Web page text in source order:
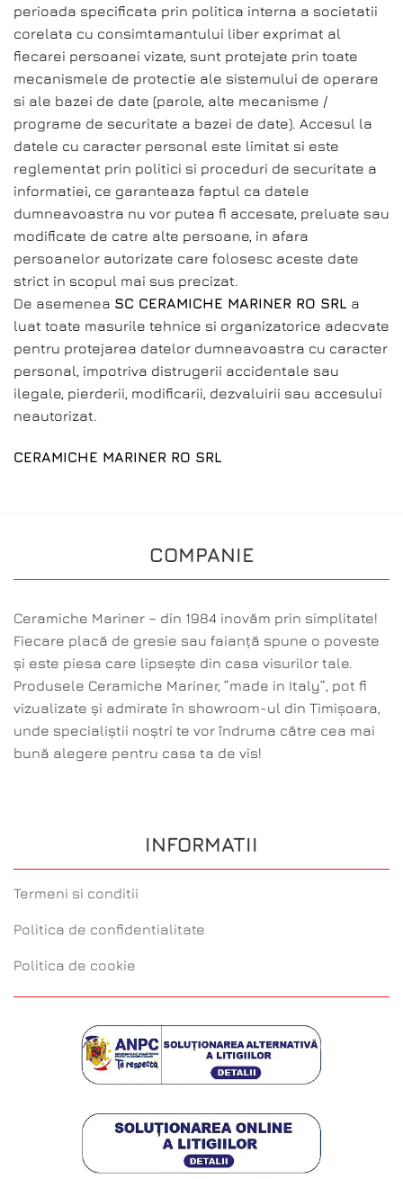
perioada specificata prin politica interna a societatii
corelata cu consimtamantului liber exprimat al
fiecarei persoanei vizate, sunt protejate prin toate
mecanismele de protectie ale sistemului de operare
si ale bazei de date (parole, alte mecanisme /
programe de securitate a bazei de date). Accesul la
datele cu caracter personal este limitat si este
reglementat prin politici si proceduri de securitate a
informatiei, ce garanteaza faptul ca datele
dumneavoastra nu vor putea fi accesate, preluate sau
modificate de catre alte persoane, in afara
persoanelor autorizate care folosesc aceste date
strict in scopul mai sus precizat.
De asemenea SC CERAMICHE MARINER RO SRL a
luat toate masurile tehnice si organizatorice adecvate
pentru protejarea datelor dumneavoastra cu caracter
personal, impotriva distrugerii accidentale sau
ilegale, pierderii, modificarii, dezvaluirii sau accesului
neautorizat.
CERAMICHE MARINER RO SRL
COMPANIE
Ceramiche Mariner – din 1984 inovăm prin simplitate!
Fiecare placă de gresie sau faianță spune o poveste
și este piesa care lipsește din casa visurilor tale.
Produsele Ceramiche Mariner, ”made in Italy”, pot fi
vizualizate și admirate în showroom-ul din Timișoara,
unde specialiștii noștri te vor îndruma către cea mai
bună alegere pentru casa ta de vis!
INFORMATII
Termeni si conditii
Politica de confidentialitate
Politica de cookie